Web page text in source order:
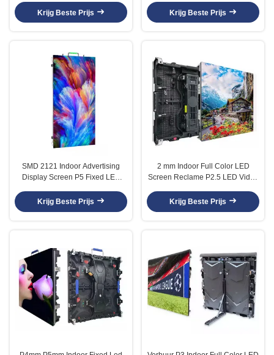
Krijg Beste Prijs Krijg Beste Prijs
SMD 2121 Indoor Advertising
Display Screen P5 Fixed LED
Krijg Beste Prijs
2 mm Indoor Full Color LED
Screen Reclame P2.5 LED Video
Krijg Beste Prijs